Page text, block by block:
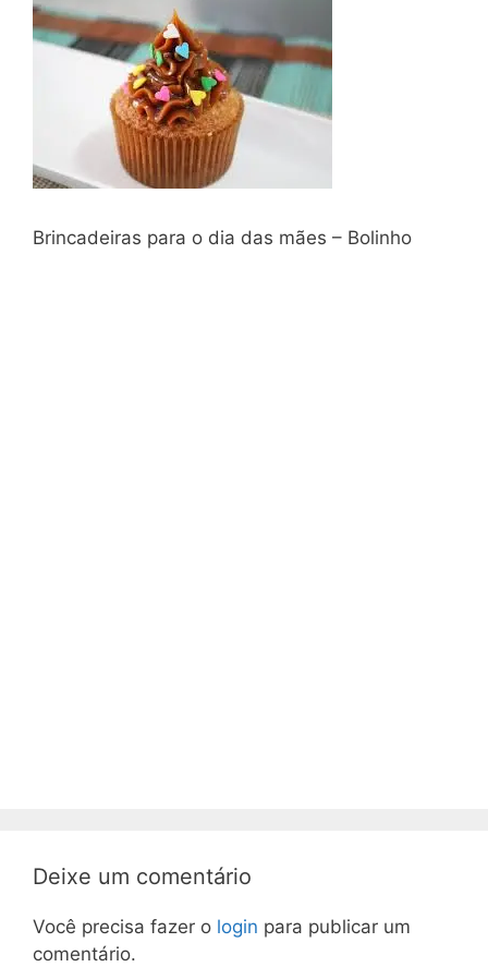
Brincadeiras para o dia das mães – Bolinho
Deixe um comentário
Você precisa fazer o login para publicar um
comentário.